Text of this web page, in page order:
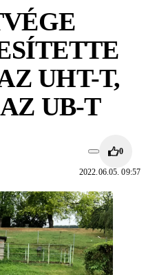
UHT-T,
UB-T
0
2022.06.05. 09:57